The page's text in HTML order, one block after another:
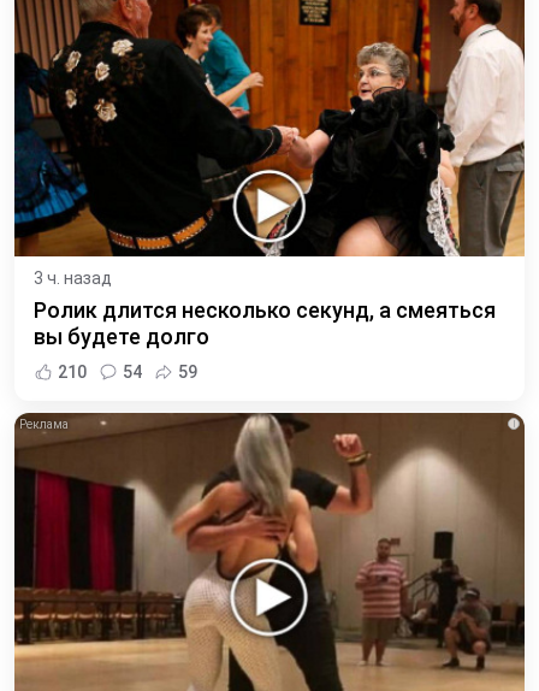
3 ч. назад
Ролик длится несколько секунд, а смеяться
вы будете долго
210 54 59
i